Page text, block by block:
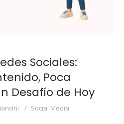
Sociales:
Poca
Desafío de Hoy
Social Media